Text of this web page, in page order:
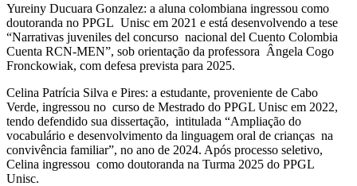
Yureiny Ducuara Gonzalez: a aluna colombiana ingressou como
doutoranda no PPGL Unisc em 2021 e está desenvolvendo a tese
“Narrativas juveniles del concurso nacional del Cuento Colombia
Cuenta RCN-MEN”, sob orientação da professora Ângela Cogo
Fronckowiak, com defesa prevista para 2025.
Celina Patrícia Silva e Pires: a estudante, proveniente de Cabo
Verde, ingressou no curso de Mestrado do PPGL Unisc em 2022,
tendo defendido sua dissertação, intitulada “Ampliação do
vocabulário e desenvolvimento da linguagem oral de crianças na
convivência familiar”, no ano de 2024. Após processo seletivo,
Celina ingressou como doutoranda na Turma 2025 do PPGL
Unisc.